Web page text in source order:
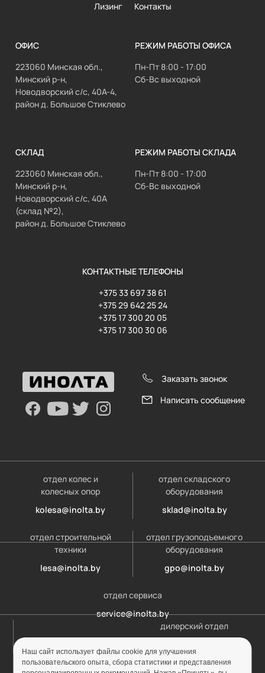
Лизинг
Контакты
ОФИС
223060 Минская обл.,
Минский р-н,
Новодворский с/с, 40А-4,
район д. Большое Стиклево
РЕЖИМ РАБОТЫ ОФИСА
Пн-Пт 8:00 - 17:00
Сб-Вс выходной
СКЛАД
223060 Минская обл.,
Минский р-н,
Новодворский с/с, 40А
(склад №2),
район д. Большое Стиклево
РЕЖИМ РАБОТЫ СКЛАДА
Пн-Пт 8:00 - 17:00
Сб-Вс выходной
КОНТАКТНЫЕ ТЕЛЕФОНЫ
+375 33 697 38 61
+375 29 642 25 24
+375 17 300 20 05
+375 17 300 30 06
Заказать звонок
Написать сообщение
отдел колес и
колесных опор
kolesa@inolta.by
отдел складского
оборудования
sklad@inolta.by
отдел строительной
техники
lesa@inolta.by
отдел грузоподъемного
оборудования
gpo@inolta.by
отдел сервиса
service@inolta.by
дилерский отдел
Наш сайт использует файлы cookie для улучшения
пользовательского опыта, сбора статистики и представления